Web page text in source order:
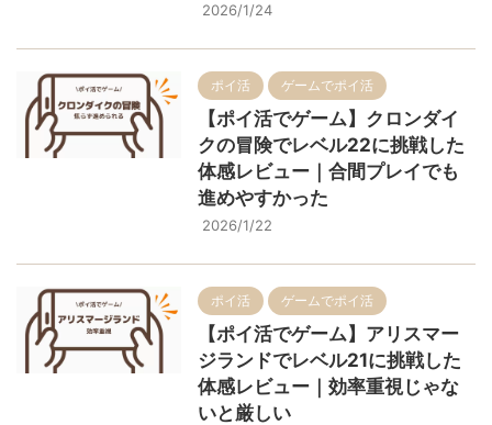
2026/1/24
ポイ活 ゲームでポイ活
【ポイ活でゲーム】クロンダイ
クの冒険でレベル22に挑戦した
体感レビュー｜合間プレイでも
進めやすかった
2026/1/22
ポイ活 ゲームでポイ活
【ポイ活でゲーム】アリスマー
ジランドでレベル21に挑戦した
体感レビュー｜効率重視じゃな
いと厳しい